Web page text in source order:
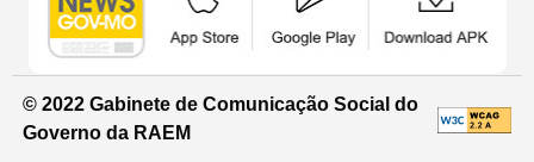
© 2022 Gabinete de Comunicação Social do
Governo da RAEM